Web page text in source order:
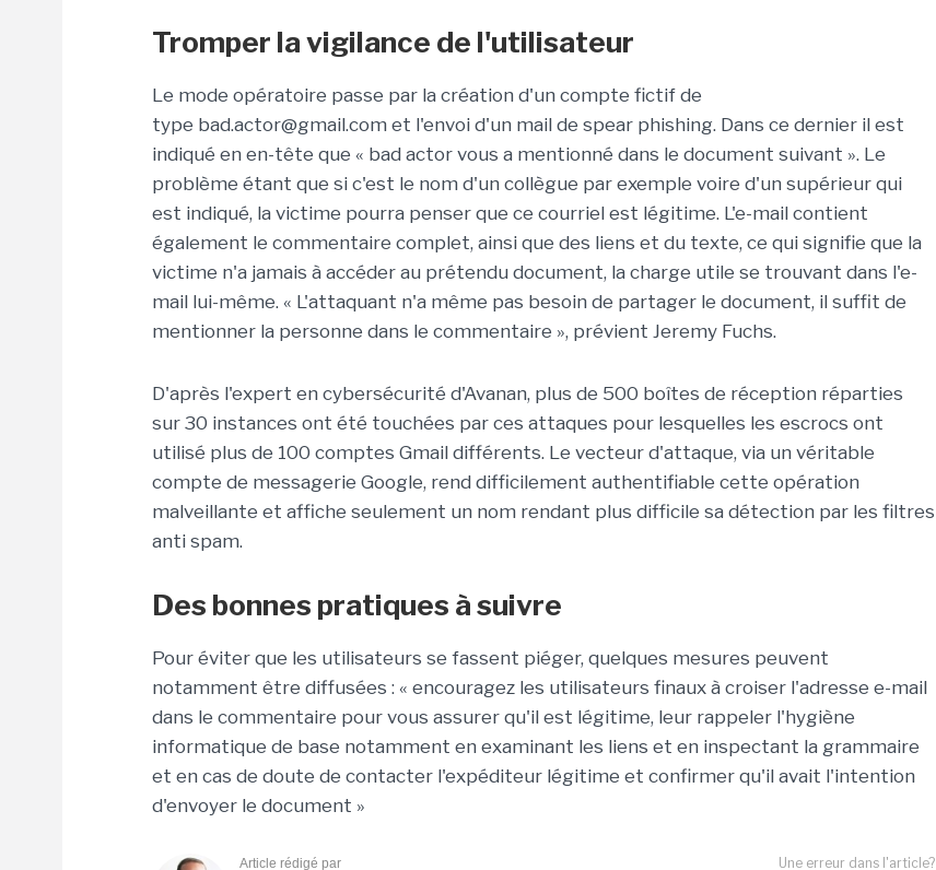
Tromper la vigilance de l'utilisateur
Le mode opératoire passe par la création d'un compte fictif de
type bad.actor@gmail.com et l'envoi d'un mail de spear phishing. Dans ce dernier il est
indiqué en en-tête que « bad actor vous a mentionné dans le document suivant ». Le
problème étant que si c'est le nom d'un collègue par exemple voire d'un supérieur qui
est indiqué, la victime pourra penser que ce courriel est légitime. L'e-mail contient
également le commentaire complet, ainsi que des liens et du texte, ce qui signifie que la
victime n'a jamais à accéder au prétendu document, la charge utile se trouvant dans l'e-
mail lui-même. « L'attaquant n'a même pas besoin de partager le document, il suffit de
mentionner la personne dans le commentaire », prévient Jeremy Fuchs.
D'après l'expert en cybersécurité d'Avanan, plus de 500 boîtes de réception réparties
sur 30 instances ont été touchées par ces attaques pour lesquelles les escrocs ont
utilisé plus de 100 comptes Gmail différents. Le vecteur d'attaque, via un véritable
compte de messagerie Google, rend difficilement authentifiable cette opération
malveillante et affiche seulement un nom rendant plus difficile sa détection par les filtres
anti spam.
Des bonnes pratiques à suivre
Pour éviter que les utilisateurs se fassent piéger, quelques mesures peuvent
notamment être diffusées : « encouragez les utilisateurs finaux à croiser l'adresse e-mail
dans le commentaire pour vous assurer qu'il est légitime, leur rappeler l'hygiène
informatique de base notamment en examinant les liens et en inspectant la grammaire
et en cas de doute de contacter l'expéditeur légitime et confirmer qu'il avait l'intention
d'envoyer le document »
Une erreur dans l'article?
Article rédigé par